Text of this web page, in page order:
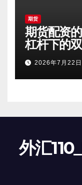
期货
期货配资
杠杆下的
2026年7月22日
外汇